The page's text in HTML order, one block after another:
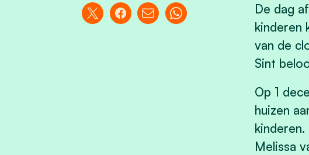
De dag
kinderen
van de
Sint
Op 1
huizen
kinderen.
Melissa